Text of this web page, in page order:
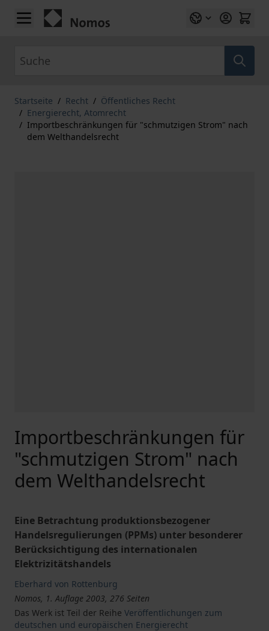
Zum Inhalt springen
Startseite / Recht / Öffentliches Recht
/ Energierecht, Atomrecht
/ Importbeschränkungen für "schmutzigen Strom" nach
dem Welthandelsrecht
Importbeschränkungen für
"schmutzigen Strom" nach
dem Welthandelsrecht
Eine Betrachtung produktionsbezogener
Handelsregulierungen (PPMs) unter besonderer
Berücksichtigung des internationalen
Elektrizitätshandels
Eberhard von Rottenburg
Nomos, 1. Auflage 2003, 276 Seiten
Das Werk ist Teil der Reihe Veröffentlichungen zum
deutschen und europäischen Energierecht